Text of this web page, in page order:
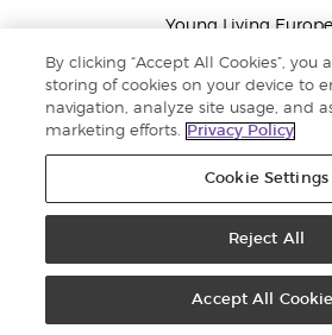
Young Living
9727 AJ
Young Living Europe Ltd -
główna:+44 (0) 20
zastrzeżone. |Polityka
By clicking “Accept All Cookies”, you
storing of cookies on your device to
navigation, analyze site usage, and
marketing efforts.
Privacy Policy
Cookie Settings
Reject All
Accept All